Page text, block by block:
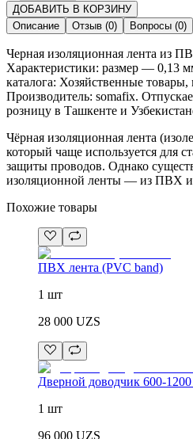
ДОБАВИТЬ В КОРЗИНУ
Описание
Отзыв (0) Вопросы (0)
Черная изоляционная лента из
Характеристики: размер — 0,13
каталога: Хозяйственные
Производитель: somafix.
розницу в Ташкенте и
Чёрная изоляционная лента
который чаще используется для
защиты проводов. Однако
изоляционной ленты — из ПВХ и
Похожие товары
ПВХ лента (PVC band)
1 шт
28 000 UZS
Дверной доводчик 600-
1 шт
96 000 UZS